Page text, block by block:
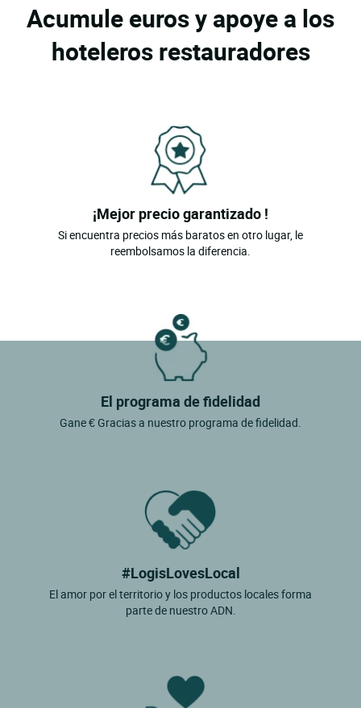
Acumule euros y apoye a los
hoteleros restauradores
¡Mejor precio garantizado !
Si encuentra precios más baratos en otro lugar, le
reembolsamos la diferencia.
El programa de fidelidad
Gane € Gracias a nuestro programa de fidelidad.
#LogisLovesLocal
El amor por el territorio y los productos locales forma
parte de nuestro ADN.